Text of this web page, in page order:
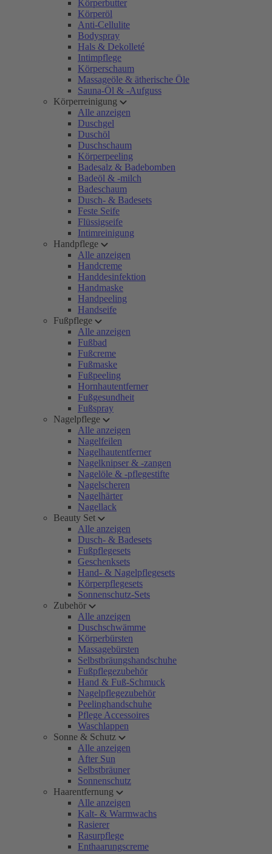
Körperbutter
Körperöl
Anti-Cellulite
Bodyspray
Hals & Dekolleté
Intimpflege
Körperschaum
Massageöle & ätherische Öle
Sauna-Öl & -Aufguss
Körperreinigung
Alle anzeigen
Duschgel
Duschöl
Duschschaum
Körperpeeling
Badesalz & Badebomben
Badeöl & -milch
Badeschaum
Dusch- & Badesets
Feste Seife
Flüssigseife
Intimreinigung
Handpflege
Alle anzeigen
Handcreme
Handdesinfektion
Handmaske
Handpeeling
Handseife
Fußpflege
Alle anzeigen
Fußbad
Fußcreme
Fußmaske
Fußpeeling
Hornhautentferner
Fußgesundheit
Fußspray
Nagelpflege
Alle anzeigen
Nagelfeilen
Nagelhautentferner
Nagelknipser & -zangen
Nagelöle & -pflegestifte
Nagelscheren
Nagelhärter
Nagellack
Beauty Set
Alle anzeigen
Dusch- & Badesets
Fußpflegesets
Geschenksets
Hand- & Nagelpflegesets
Körperpflegesets
Sonnenschutz-Sets
Zubehör
Alle anzeigen
Duschschwämme
Körperbürsten
Massagebürsten
Selbstbräungshandschuhe
Fußpflegezubehör
Hand & Fuß-Schmuck
Nagelpflegezubehör
Peelinghandschuhe
Pflege Accessoires
Waschlappen
Sonne & Schutz
Alle anzeigen
After Sun
Selbstbräuner
Sonnenschutz
Haarentfernung
Alle anzeigen
Kalt- & Warmwachs
Rasierer
Rasurpflege
Enthaarungscreme